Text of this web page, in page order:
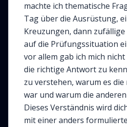
machte ich thematische
Tag über die Ausrüstung,
Kreuzungen, dann zufällige
auf die Prüfungssituation
vor allem gab ich mich
die richtige Antwort zu
zu verstehen, warum es
war und warum die
Dieses Verständnis wird
mit einer anders